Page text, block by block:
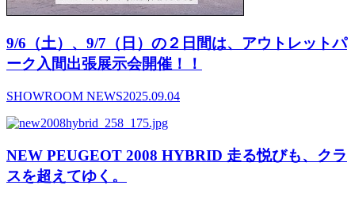
9/6（土）、9/7（日）の２日間は、アウトレットパ
ーク入間出張展示会開催！！
SHOWROOM NEWS2025.09.04
NEW PEUGEOT 2008 HYBRID 走る悦びも、クラ
スを超えてゆく。